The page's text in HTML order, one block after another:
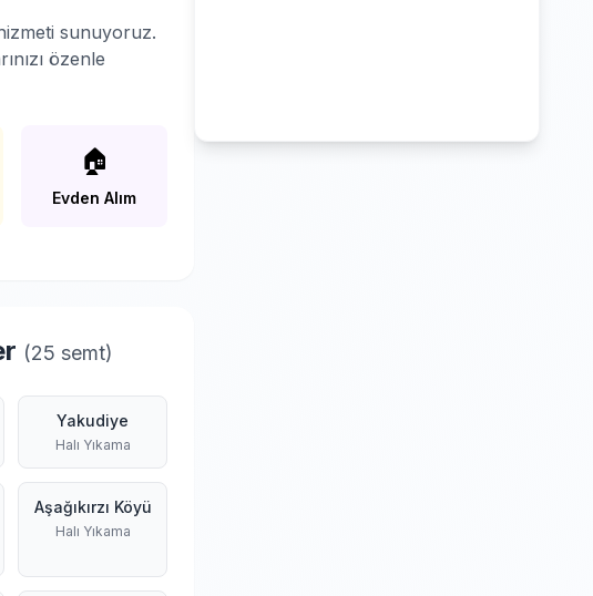
sunuyoruz.
özenle
🏠
Evden Alım
(25 semt)
Yakudiye
Halı Yıkama
Aşağıkırzı Köyü
Halı Yıkama